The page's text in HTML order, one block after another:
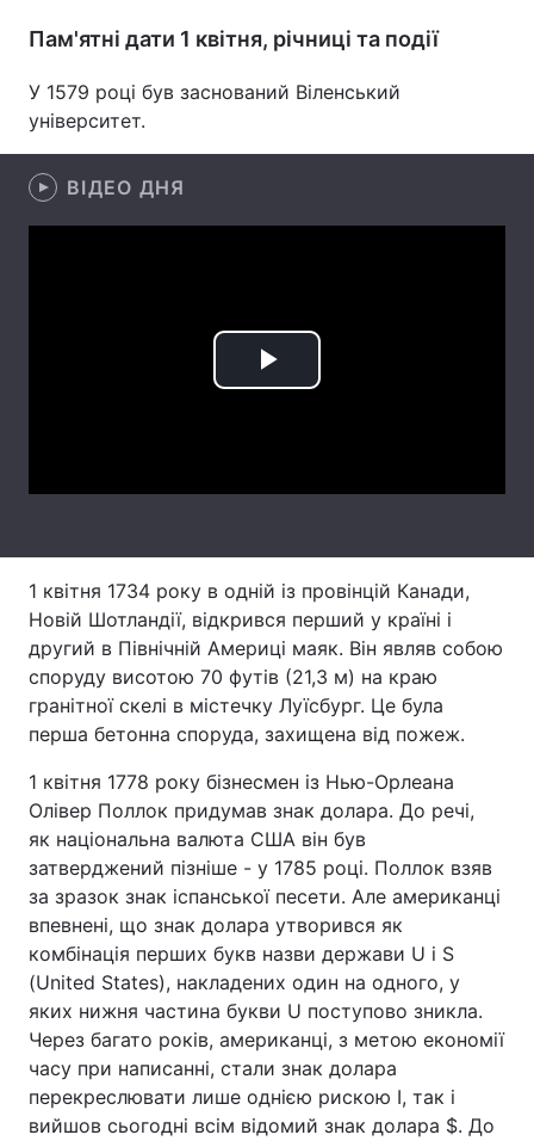
Тема оформлення
Пам'ятні дати 1 квітня, річниці та події
У 1579 році був заснований Віленський
університет.
ВІДЕО ДНЯ
Play
1 квітня 1734 року в одній із провінцій Канади,
Новій Шотландії, відкрився перший у країні і
другий в Північній Америці маяк. Він являв собою
споруду висотою 70 футів (21,3 м) на краю
гранітної скелі в містечку Луїсбург. Це була
перша бетонна споруда, захищена від пожеж.
1 квітня 1778 року бізнесмен із Нью-Орлеана
Олівер Поллок придумав знак долара. До речі,
як національна валюта США він був
затверджений пізніше - у 1785 році. Поллок взяв
за зразок знак іспанської песети. Але американці
впевнені, що знак долара утворився як
комбінація перших букв назви держави U і S
(United States), накладених один на одного, у
яких нижня частина букви U поступово зникла.
Через багато років, американці, з метою економії
часу при написанні, стали знак долара
перекреслювати лише однією рискою I, так і
вийшов сьогодні всім відомий знак долара $. До